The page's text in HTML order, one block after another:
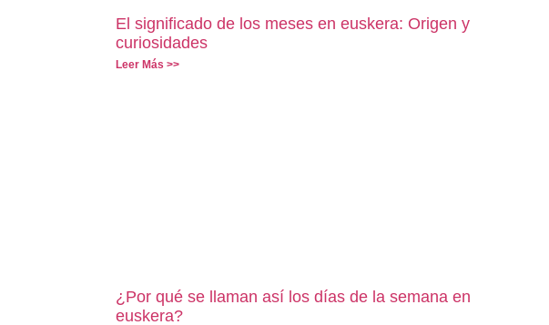
El significado de los meses en euskera: Origen y
curiosidades
Leer Más >>
¿Por qué se llaman así los días de la semana en
euskera?